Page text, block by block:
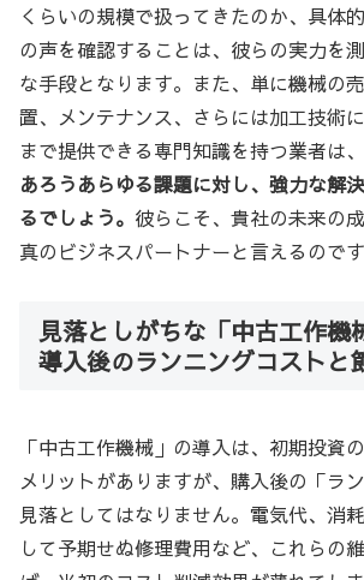
くらいの規模で扱ってきたのか、具体
の声を確認することは、彼らの実力を
な手段となります。また、単に機械の
置、メンテナンス、さらには加工技術
まで提供できる専門知識を持つ業者は、
あろうあらゆる課題に対し、強力な解
るでしょう。 彼らこそ、貴社の未来の
真のビジネスパートナーと言えるのです
見落としがちな「中古工作機
導入後のランニングコストと
「中古工作機械」の導入は、初期投資
メリットがありますが、購入後の「ラ
見落としてはなりません。電気代、消
して予期せぬ修理費用など、これらの